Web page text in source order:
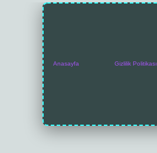
Anasayfa Gizlilik Politikası